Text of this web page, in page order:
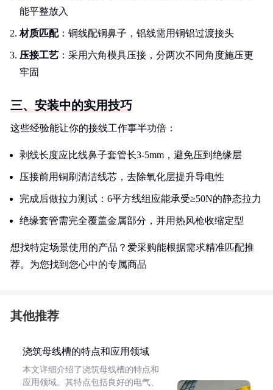
能平整放入
材质匹配：铜线配铜鼻子，铝线需用铜铝过渡接头
压接工艺 ：采用六角模具压接，分两次不同角度施压更
牢固
三、安装中的实用技巧
这些经验能让你的接线工作事半功倍：
剥线长度应比线鼻子套管长3-5mm，避免压到绝缘层
压接前用铜刷清洁线芯，去除氧化层提升导电性
完成后做拉力测试：6平方线组应能承受≥50N的静态拉力
绝缘套管需完全覆盖金属部分，并用热风枪收缩定型
想找特定场景使用的产品？爱采购能根据需求精准匹配推
荐。为您找到您心中的专属商品
其他推荐
浇筑母线槽的特点和应用领域
本文详细介绍了浇筑母线槽的特点和
应用领域。其特点包括良好的电气、